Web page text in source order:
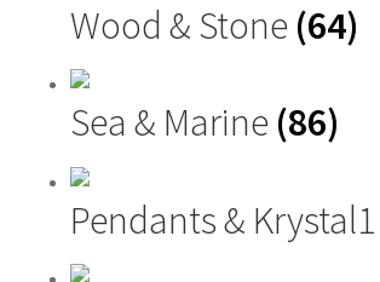
Wood & Stone (64)
Sea & Marine (86)
Pendants & Krystal1